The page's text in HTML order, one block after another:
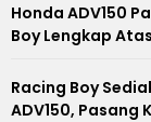
Honda ADV150
Boy Lengkap
Racing Boy
ADV150, Pasang